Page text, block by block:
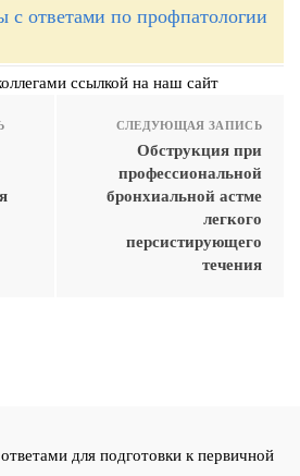
с ответами по профпатологии
ссылкой на наш сайт
СЛЕДУЮЩАЯ ЗАПИСЬ
Обструкция при
профессиональной
бронхиальной астме
легкого
персистирующего
течения
для подготовки к первичной